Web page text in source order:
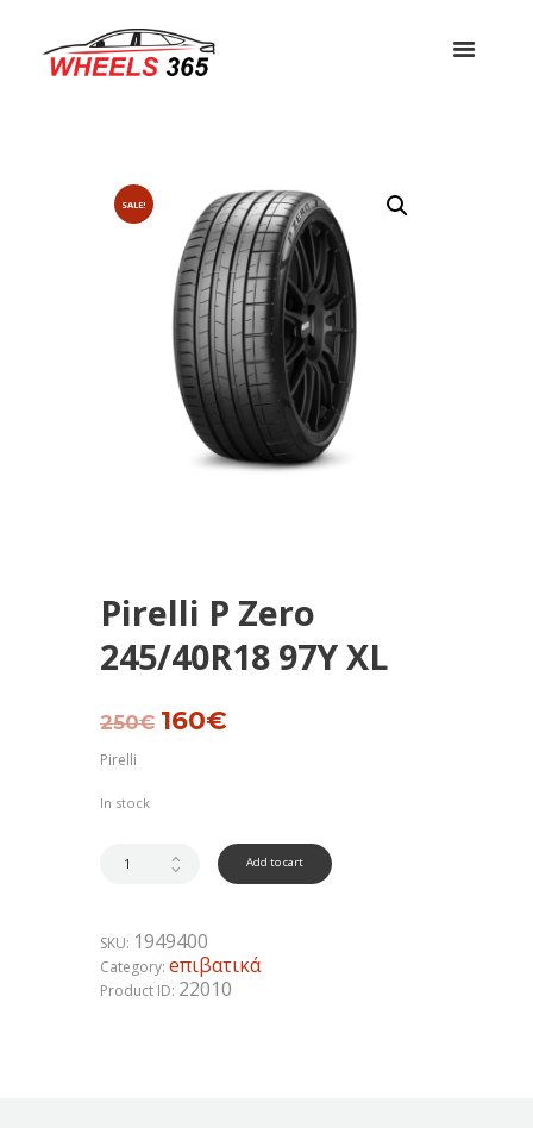
SALE!
Pirelli P Zero
245/40R18 97Y XL
250€ Original
160€Current
Pirelli
In stock
Add to cart
SKU: 1949400
Category: eπιβατικά
Product ID: 22010